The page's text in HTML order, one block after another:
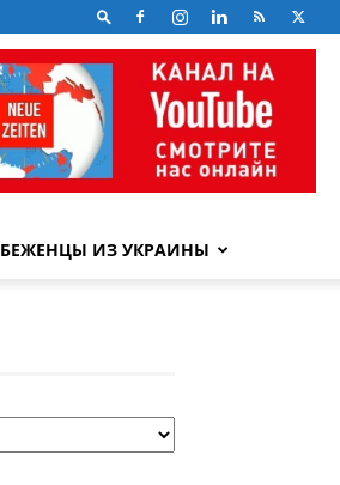
БЕЖЕНЦЫ ИЗ УКРАИНЫ